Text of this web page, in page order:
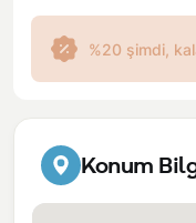
Konum
%20 şimdi,